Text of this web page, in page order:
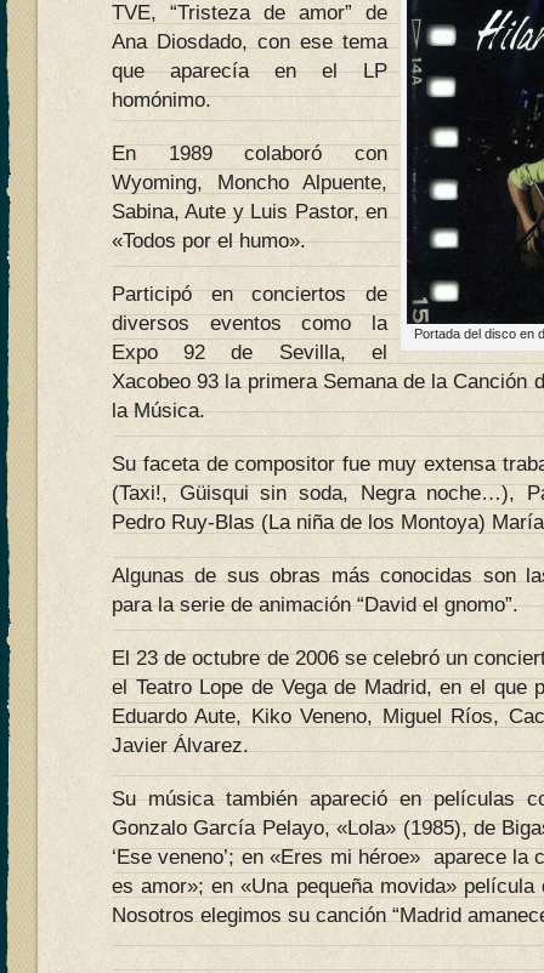
Portada del disco en
TVE, “Tristeza de amor” de
Ana Diosdado, con ese tema
que aparecía en el LP
homónimo.
En 1989 colaboró con
Wyoming, Moncho Alpuente,
Sabina, Aute y Luis Pastor, en
«Todos por el humo».
Participó en conciertos de
diversos eventos como la
Expo 92 de Sevilla, el
Xacobeo 93 la primera Semana de la Canción
la Música.
Su faceta de compositor fue muy extensa
(Taxi!, Güisqui sin soda, Negra noche…),
Pedro Ruy-Blas (La niña de los Montoya)
Algunas de sus obras más conocidas son
para la serie de animación “David el gnomo”.
El 23 de octubre de 2006 se celebró un
el Teatro Lope de Vega de Madrid, en el
Eduardo Aute, Kiko Veneno, Miguel Ríos,
Javier Álvarez.
Su música también apareció en películas
Gonzalo García Pelayo, «Lola» (1985), de
‘Ese veneno’; en «Eres mi héroe» aparece la
es amor»; en «Una pequeña movida»
Nosotros elegimos su canción “Madrid